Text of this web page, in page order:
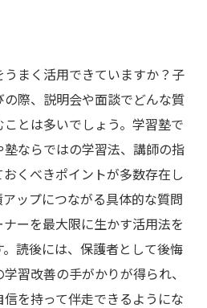
まく活用できていますか？子
の際、説明会や面談でどんな質
とは多いでしょう。学習塾で
ならではの学習法、講師の指
くべきポイントが多数存在し
ップにつながる具体的な質問
ーを最大限に生かす活用法を
読後には、保護者として後悔
習改善の手がかりが得られ、
を持って伴走できるようにな